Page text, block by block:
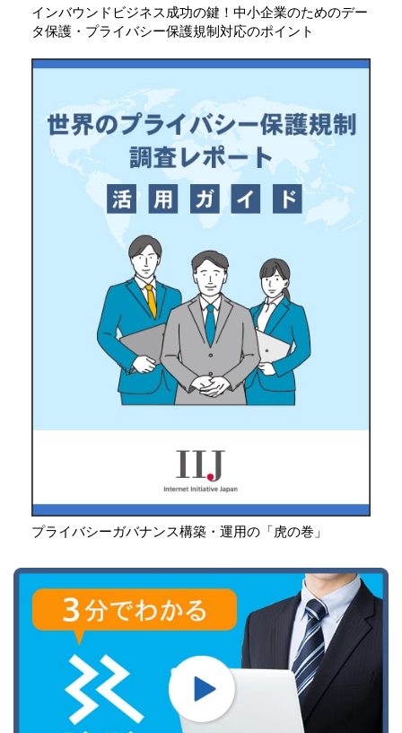
インバウンドビジネス成功の鍵！中小企業のためのデー
タ保護・プライバシー保護規制対応のポイント
プライバシーガバナンス構築・運用の「虎の巻」